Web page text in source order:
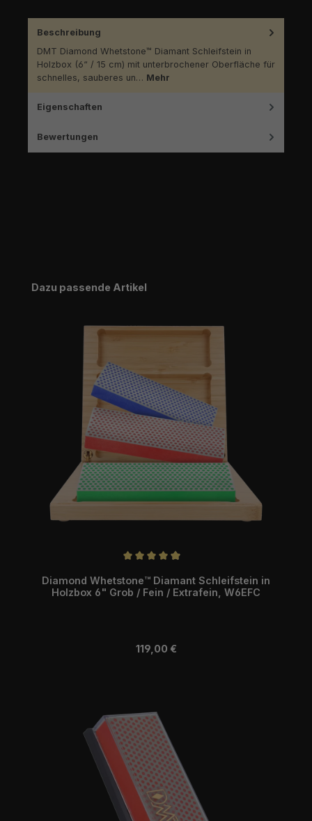
Beschreibung
DMT Diamond Whetstone™ Diamant Schleifstein in
Holzbox (6“ / 15 cm) mit unterbrochener Oberfläche für
schnelles, sauberes un… Mehr
Eigenschaften
Bewertungen
Produktgalerie überspringen
Dazu passende Artikel
Diamond Whetstone™ Diamant Schleifstein in
Holzbox 6" Grob / Fein / Extrafein, W6EFC
Regulärer Preis:
119,00 €